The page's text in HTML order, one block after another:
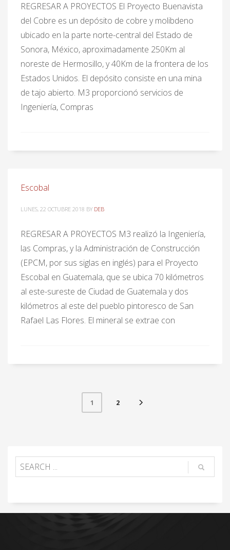
REGRESAR A PROYECTOS El Proyecto Buenavista
del Cobre es un depósito de cobre y molibdeno
ubicado en la parte norte-central del Estado de
Sonora, México, aproximadamente 250Km al
noreste de Hermosillo, y 40Km de la frontera de los
Estados Unidos. El depósito consiste en una mina
de tajo abierto. M3 proporcionó servicios de
Ingeniería, Compras
Escobal
LUNES, 22 OCTUBRE 2018 BY DEB
REGRESAR A PROYECTOS M3 realizó la Ingeniería,
las Compras, y la Administración de Construcción
(EPCM, por sus siglas en inglés) para el Proyecto
Escobal en Guatemala, que se ubica 70 kilómetros
al este-sureste de Ciudad de Guatemala y dos
kilómetros al este del pueblo pintoresco de San
Rafael Las Flores. El mineral se extrae con
1 2